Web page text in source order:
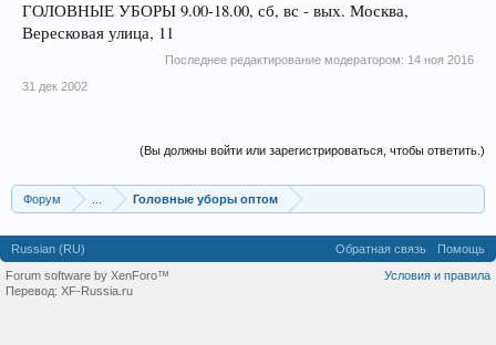
ГОЛОВНЫЕ УБОРЫ 9.00-18.00, сб, вс - вых. Москва,
Вересковая улица, 11
Последнее редактирование модератором: 14 ноя 2016
31 дек 2002
(Вы должны войти или зарегистрироваться, чтобы ответить.)
Форум Головные уборы оптом
Russian (RU) Обратная связь
Помощь
Условия и правила
Forum software by XenForo™
Перевод: XF-Russia.ru